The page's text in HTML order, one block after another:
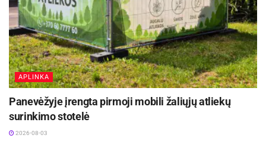
APLINKA
Panevėžyje įrengta pirmoji mobili žaliųjų atliekų
surinkimo stotelė
2026-08-03